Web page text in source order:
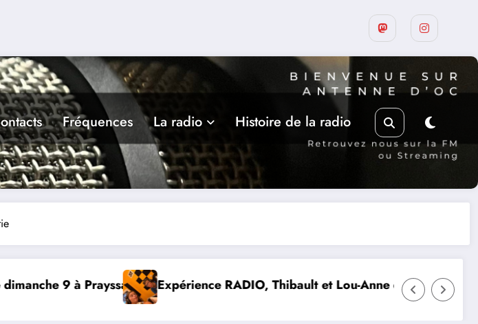
Fréquences La radio Histoire de la radio
RADIO, Thibault et Lou-Anne d’OlmetoSuite de la programmation estivale